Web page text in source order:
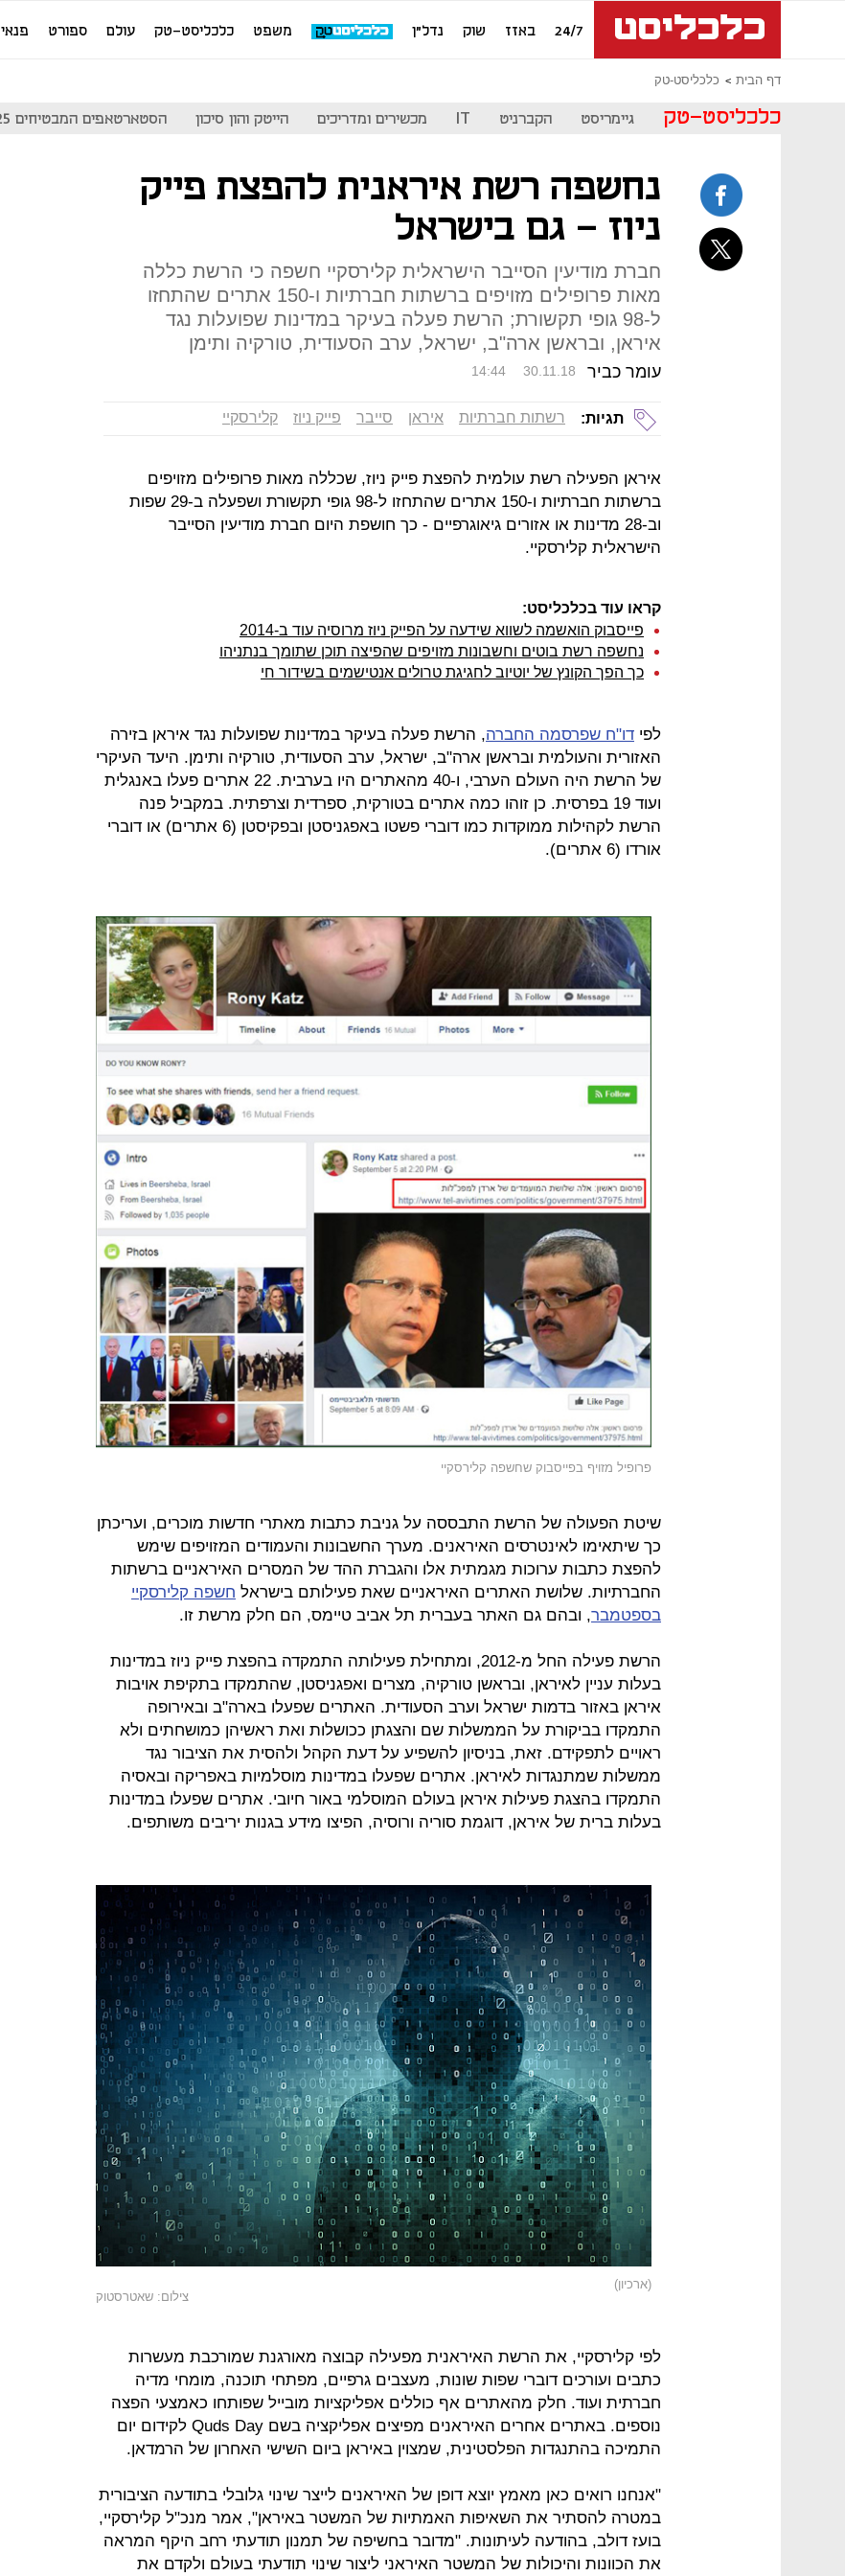
24/7 באזז שוק נדל"ן משפט כלכליסט-טק עולם ספורט פנאי
דף הבית כלכליסט-טק
כלכליסט-טק גיימריסט הקברניט IT מכשירים ומדריכים הייטק והון סיכון הסטארטאפים המבטיחים 25
נחשפה רשת איראנית להפצת פייק
ניוז - גם בישראל
חברת מודיעין הסייבר הישראלית קלירסקיי חשפה כי הרשת כללה
מאות פרופילים מזויפים ברשתות חברתיות ו-150 אתרים שהתחזו
ל-98 גופי תקשורת; הרשת פעלה בעיקר במדינות שפועלות נגד
איראן, ובראשן ארה"ב, ישראל, ערב הסעודית, טורקיה ותימן
עומר כביר 14:44 30.11.18
תגיות: רשתות חברתיות איראן סייבר פייק ניוז קלירסקיי
איראן הפעילה רשת עולמית להפצת פייק ניוז, שכללה מאות פרופילים מזויפים
ברשתות חברתיות ו-150 אתרים שהתחזו ל-98 גופי תקשורת ושפעלה ב-29 שפות
וב-28 מדינות או אזורים גיאוגרפיים - כך חושפת היום חברת מודיעין הסייבר
הישראלית קלירסקיי.
קראו עוד בכלכליסט:
פייסבוק הואשמה לשווא שידעה על הפייק ניוז מרוסיה עוד ב-2014
נחשפה רשת בוטים וחשבונות מזויפים שהפיצה תוכן שתומך בנתניהו
כך הפך הקונץ של יוטיוב לחגיגת טרולים אנטישמים בשידור חי
לפי דו"ח שפרסמה החברה, הרשת פעלה בעיקר במדינות שפועלות נגד איראן בזירה
האזורית והעולמית ובראשן ארה"ב, ישראל, ערב הסעודית, טורקיה ותימן. היעד העיקרי
של הרשת היה העולם הערבי, ו-40 מהאתרים היו בערבית. 22 אתרים פעלו באנגלית
ועוד 19 בפרסית. כן זוהו כמה אתרים בטורקית, ספרדית וצרפתית. במקביל פנה
הרשת לקהילות ממוקדות כמו דוברי פשטו באפגניסטן ובפקיסטן (6 אתרים) או דוברי
אורדו (6 אתרים).
פרופיל מזויף בפייסבוק שחשפה קלירסקיי
שיטת הפעולה של הרשת התבססה על גניבת כתבות מאתרי חדשות מוכרים, ועריכתן
כך שיתאימו לאינטרסים האיראנים. מערך החשבונות והעמודים המזויפים שימש
להפצת כתבות ערוכות מגמתית אלו והגברת ההד של המסרים האיראניים ברשתות
החברתיות. שלושת האתרים האיראניים שאת פעילותם בישראל חשפה קלירסקיי
בספטמבר, ובהם גם האתר בעברית תל אביב טיימס, הם חלק מרשת זו.
הרשת פעילה החל מ-2012, ומתחילת פעילותה התמקדה בהפצת פייק ניוז במדינות
בעלות עניין לאיראן, ובראשן טורקיה, מצרים ואפגניסטן, שהתמקדו בתקיפת אויבות
איראן באזור בדמות ישראל וערב הסעודית. האתרים שפעלו בארה"ב ובאירופה
התמקדו בביקורת על הממשלות שם והצגתן ככושלות ואת ראשיהן כמושחתים ולא
ראויים לתפקידם. זאת, בניסיון להשפיע על דעת הקהל ולהסית את הציבור נגד
ממשלות שמתנגדות לאיראן. אתרים שפעלו במדינות מוסלמיות באפריקה ובאסיה
התמקדו בהצגת פעילות איראן בעולם המוסלמי באור חיובי. אתרים שפעלו במדינות
בעלות ברית של איראן, דוגמת סוריה ורוסיה, הפיצו מידע בגנות יריבים משותפים.
(ארכיון)
צילום: שאטרסטוק
לפי קלירסקיי, את הרשת האיראנית מפעילה קבוצה מאורגנת שמורכבת מעשרות
כתבים ועורכים דוברי שפות שונות, מעצבים גרפיים, מפתחי תוכנה, מומחי מדיה
חברתית ועוד. חלק מהאתרים אף כוללים אפליקציות מובייל שפותחו כאמצעי הפצה
נוספים. באתרים אחרים האיראנים מפיצים אפליקציה בשם Quds Day לקידום יום
התמיכה בהתנגדות הפלסטינית, שמצוין באיראן ביום השישי האחרון של הרמדאן.
"אנחנו רואים כאן מאמץ יוצא דופן של האיראנים לייצר שינוי גלובלי בתודעה הציבורית
במטרה להסתיר את השאיפות האמתיות של המשטר באיראן", אמר מנכ"ל קלירסקיי,
בועז דולב, בהודעה לעיתונות. "מדובר בחשיפה של תמנון תודעתי רחב היקף המראה
את הכוונות והיכולות של המשטר האיראני ליצור שינוי תודעתי בעולם ולקדם את